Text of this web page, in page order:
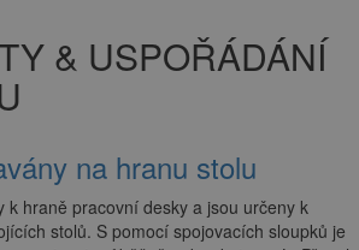
& USPOŘÁDÁNÍ
na hranu stolu
k hraně pracovní desky a jsou určeny k
stolů. S pomocí spojovacích sloupků je